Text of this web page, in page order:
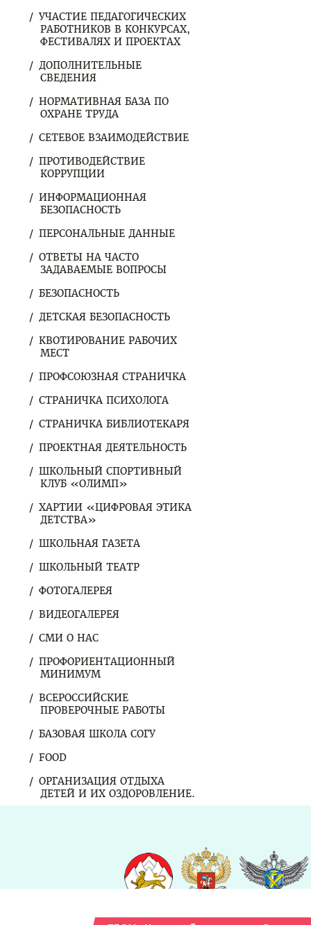
УЧАСТИЕ ПЕДАГОГИЧЕСКИХ
РАБОТНИКОВ В КОНКУРСАХ,
ФЕСТИВАЛЯХ И ПРОЕКТАХ
ДОПОЛНИТЕЛЬНЫЕ
СВЕДЕНИЯ
НОРМАТИВНАЯ БАЗА ПО
ОХРАНЕ ТРУДА
СЕТЕВОЕ ВЗАИМОДЕЙСТВИЕ
ПРОТИВОДЕЙСТВИЕ
КОРРУПЦИИ
ИНФОРМАЦИОННАЯ
БЕЗОПАСНОСТЬ
ПЕРСОНАЛЬНЫЕ ДАННЫЕ
ОТВЕТЫ НА ЧАСТО
ЗАДАВАЕМЫЕ ВОПРОСЫ
БЕЗОПАСНОСТЬ
ДЕТСКАЯ БЕЗОПАСНОСТЬ
КВОТИРОВАНИЕ РАБОЧИХ
МЕСТ
ПРОФСОЮЗНАЯ СТРАНИЧКА
СТРАНИЧКА ПСИХОЛОГА
СТРАНИЧКА БИБЛИОТЕКАРЯ
ПРОЕКТНАЯ ДЕЯТЕЛЬНОСТЬ
ШКОЛЬНЫЙ СПОРТИВНЫЙ
КЛУБ «ОЛИМП»
ХАРТИИ «ЦИФРОВАЯ ЭТИКА
ДЕТСТВА»
ШКОЛЬНАЯ ГАЗЕТА
ШКОЛЬНЫЙ ТЕАТР
ФОТОГАЛЕРЕЯ
ВИДЕОГАЛЕРЕЯ
СМИ О НАС
ПРОФОРИЕНТАЦИОННЫЙ
МИНИМУМ
ВСЕРОССИЙСКИЕ
ПРОВЕРОЧНЫЕ РАБОТЫ
БАЗОВАЯ ШКОЛА СОГУ
FOOD
ОРГАНИЗАЦИЯ ОТДЫХА
ДЕТЕЙ И ИХ ОЗДОРОВЛЕНИЕ.